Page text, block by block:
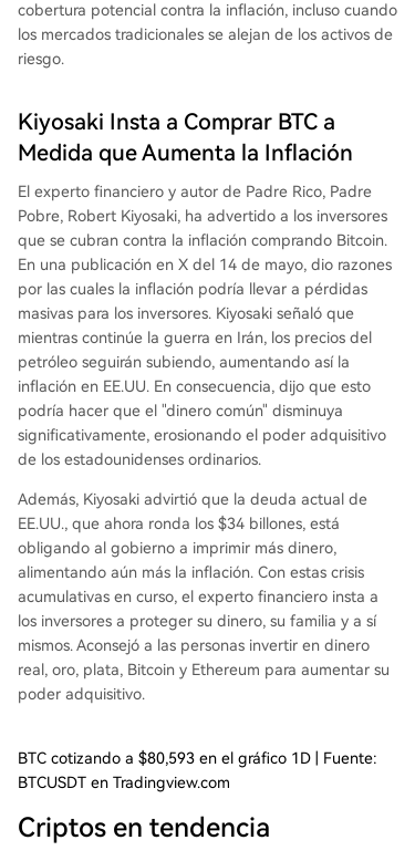
cobertura potencial contra la inflación, incluso cuando
los mercados tradicionales se alejan de los activos de
riesgo.
Kiyosaki Insta a Comprar BTC a
Medida que Aumenta la Inflación
El experto financiero y autor de Padre Rico, Padre
Pobre, Robert Kiyosaki, ha advertido a los inversores
que se cubran contra la inflación comprando Bitcoin.
En una publicación en X del 14 de mayo, dio razones
por las cuales la inflación podría llevar a pérdidas
masivas para los inversores. Kiyosaki señaló que
mientras continúe la guerra en Irán, los precios del
petróleo seguirán subiendo, aumentando así la
inflación en EE.UU. En consecuencia, dijo que esto
podría hacer que el "dinero común" disminuya
significativamente, erosionando el poder adquisitivo
de los estadounidenses ordinarios.
Además, Kiyosaki advirtió que la deuda actual de
EE.UU., que ahora ronda los $34 billones, está
obligando al gobierno a imprimir más dinero,
alimentando aún más la inflación. Con estas crisis
acumulativas en curso, el experto financiero insta a
los inversores a proteger su dinero, su familia y a sí
mismos. Aconsejó a las personas invertir en dinero
real, oro, plata, Bitcoin y Ethereum para aumentar su
poder adquisitivo.
BTC cotizando a $80,593 en el gráfico 1D | Fuente:
BTCUSDT en Tradingview.com
Criptos en tendencia